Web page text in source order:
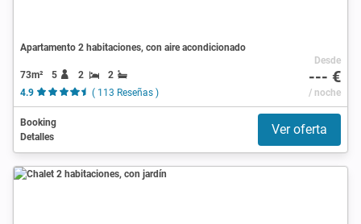
Apartamento 2 habitaciones, con aire acondicionado
73m² 5 2
2
4.9
( 113 Reseñas )
Desde
--- €
/ noche
Booking
Detalles
Ver oferta